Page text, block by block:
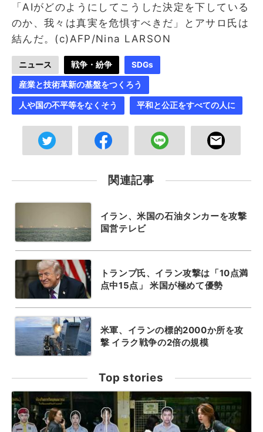
「AIがどのようにしてこうした決定を下している
のか、我々は真実を危惧すべきだ」とアサロ氏は
結んだ。(c)AFP/Nina LARSON
ニュース 戦争・紛争 SDGs
産業と技術革新の基盤をつくろう
人や国の不平等をなくそう 平和と公正をすべての人に
関連記事
イラン、米国の石油タンカーを攻撃
国営テレビ
トランプ氏、イラン攻撃は「10点満
点中15点」 米国が極めて優勢
米軍、イランの標的2000か所を攻
撃 イラク戦争の2倍の規模
Top stories